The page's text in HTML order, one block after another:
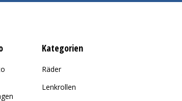
Kategorien
Räder
Lenkrollen